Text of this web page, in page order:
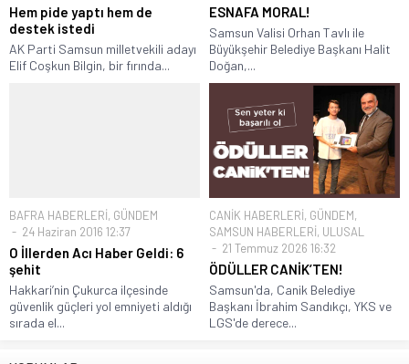
Hem pide yaptı hem de
destek istedi
AK Parti Samsun milletvekili adayı
Elif Coşkun Bilgin, bir fırında...
ESNAFA MORAL!
Samsun Valisi Orhan Tavlı ile
Büyükşehir Belediye Başkanı Halit
Doğan,...
BAFRA HABERLERİ, GÜNDEM
24 Haziran 2016 12:37
O İllerden Acı Haber Geldi: 6
şehit
Hakkari’nin Çukurca ilçesinde
güvenlik güçleri yol emniyeti aldığı
sırada el...
CANİK HABERLERİ, GÜNDEM,
SAMSUN HABERLERİ, ULUSAL
21 Temmuz 2026 16:32
ÖDÜLLER CANİK’TEN!
Samsun'da, Canik Belediye
Başkanı İbrahim Sandıkçı, YKS ve
LGS'de derece...